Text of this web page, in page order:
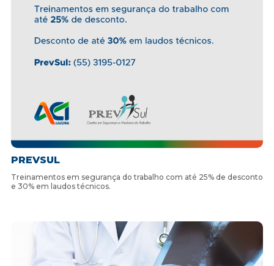
PREVSUL
Treinamentos em segurança do trabalho com até 25% de desconto
e 30% em laudos técnicos.